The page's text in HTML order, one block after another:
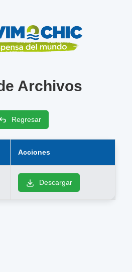
Archivos
Regresar
Acciones
Descargar